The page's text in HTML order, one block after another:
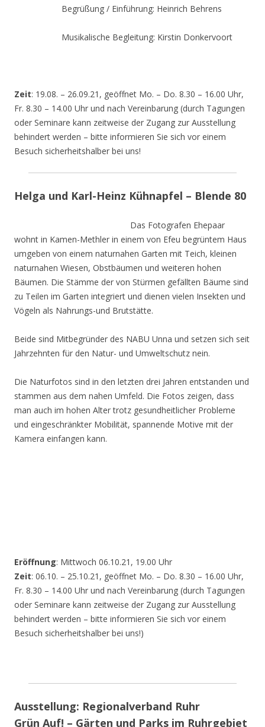
Begrüßung / Einführung: Heinrich Behrens
Musikalische Begleitung: Kirstin Donkervoort
Zeit: 19.08. – 26.09.21, geöffnet Mo. – Do. 8.30 – 16.00 Uhr,
Fr. 8.30 – 14.00 Uhr und nach Vereinbarung (durch Tagungen
oder Seminare kann zeitweise der Zugang zur Ausstellung
behindert werden – bitte informieren Sie sich vor einem
Besuch sicherheitshalber bei uns!
Helga und Karl-Heinz Kühnapfel – Blende 80
Das Fotografen Ehepaar
wohnt in Kamen-Methler in einem von Efeu begrüntem Haus
umgeben von einem naturnahen Garten mit Teich, kleinen
naturnahen Wiesen, Obstbäumen und weiteren hohen
Bäumen. Die Stämme der von Stürmen gefällten Bäume sind
zu Teilen im Garten integriert und dienen vielen Insekten und
Vögeln als Nahrungs-und Brutstätte.
Beide sind Mitbegründer des NABU Unna und setzen sich seit
Jahrzehnten für den Natur- und Umweltschutz nein.
Die Naturfotos sind in den letzten drei Jahren entstanden und
stammen aus dem nahen Umfeld. Die Fotos zeigen, dass
man auch im hohen Alter trotz gesundheitlicher Probleme
und eingeschränkter Mobilität, spannende Motive mit der
Kamera einfangen kann.
Eröffnung: Mittwoch 06.10.21, 19.00 Uhr
Zeit: 06.10. – 25.10.21, geöffnet Mo. – Do. 8.30 – 16.00 Uhr,
Fr. 8.30 – 14.00 Uhr und nach Vereinbarung (durch Tagungen
oder Seminare kann zeitweise der Zugang zur Ausstellung
behindert werden – bitte informieren Sie sich vor einem
Besuch sicherheitshalber bei uns!)
Ausstellung: Regionalverband Ruhr
Grün Auf! – Gärten und Parks im Ruhrgebiet